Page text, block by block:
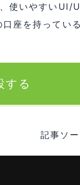
使いやすいUI/
座を持ってい
する
記事ソー